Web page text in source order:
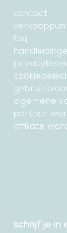
contact
faq
cookiebeleid
algemene
partner
affiliate
schrijf je in